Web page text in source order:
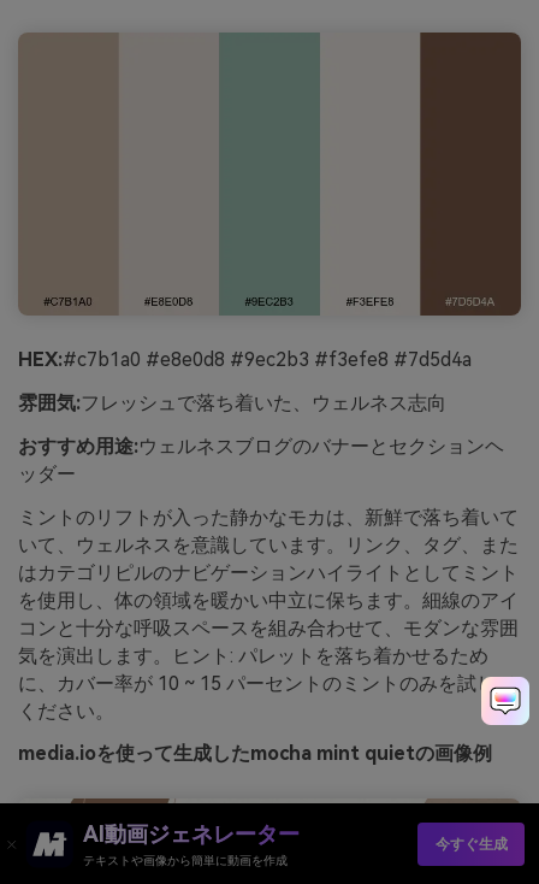
HEX:#c7b1a0 #e8e0d8 #9ec2b3 #f3efe8 #7d5d4a
雰囲気:フレッシュで落ち着いた、ウェルネス志向
おすすめ用途:ウェルネスブログのバナーとセクションヘ
ッダー
ミントのリフトが入った静かなモカは、新鮮で落ち着いて
いて、ウェルネスを意識しています。リンク、タグ、また
はカテゴリピルのナビゲーションハイライトとしてミント
を使用し、体の領域を暖かい中立に保ちます。細線のアイ
コンと十分な呼吸スペースを組み合わせて、モダンな雰囲
気を演出します。ヒント: パレットを落ち着かせるため
に、カバー率が 10 ~ 15 パーセントのミントのみを試して
ください。
media.ioを使って生成したmocha mint quietの画像例
AI動画ジェネレーター
テキストや画像から簡単に動画を作成
今すぐ生成